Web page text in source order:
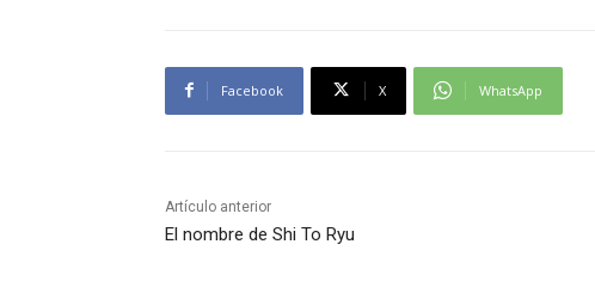
Facebook X WhatsApp
Artículo anterior
El nombre de Shi To Ryu